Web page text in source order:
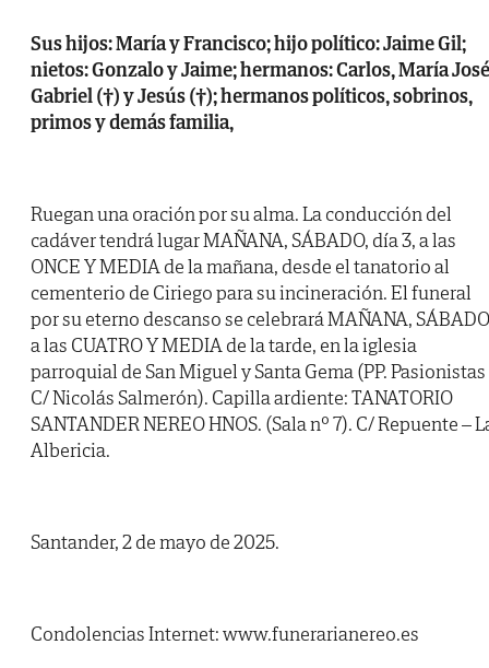
Sus hijos: María y Francisco; hijo político: Jaime Gil;
nietos: Gonzalo y Jaime; hermanos: Carlos, María
Gabriel (†) y Jesús (†); hermanos políticos, sobrinos,
primos y demás familia,
Ruegan una oración por su alma. La conducción del
cadáver tendrá lugar MAÑANA, SÁBADO, día 3, a las
ONCE Y MEDIA de la mañana, desde el tanatorio al
cementerio de Ciriego para su incineración. El funeral
por su eterno descanso se celebrará MAÑANA,
a las CUATRO Y MEDIA de la tarde, en la iglesia
parroquial de San Miguel y Santa Gema (PP. Pasionistas
C/ Nicolás Salmerón). Capilla ardiente: TANATORIO
SANTANDER NEREO HNOS. (Sala nº 7). C/ Repuente –
Albericia.
Santander, 2 de mayo de 2025.
Condolencias Internet: www.funerarianereo.es